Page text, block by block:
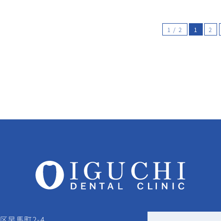
1 / 2 1 2